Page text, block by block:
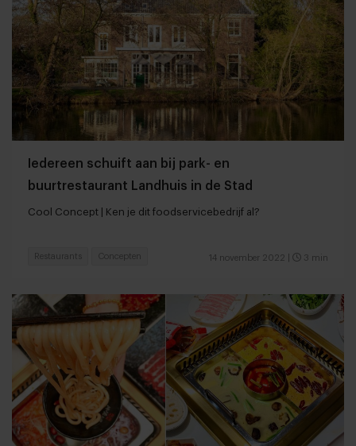
Iedereen schuift aan bij park- en
buurtrestaurant Landhuis in de Stad
Cool Concept | Ken je dit foodservicebedrijf al?
14 november 2022 3 min
Restaurants Concepten